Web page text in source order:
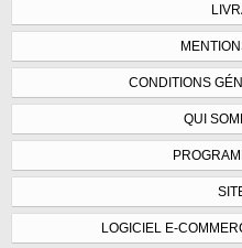
CONDITIONS
QUI
LOGICIEL E-